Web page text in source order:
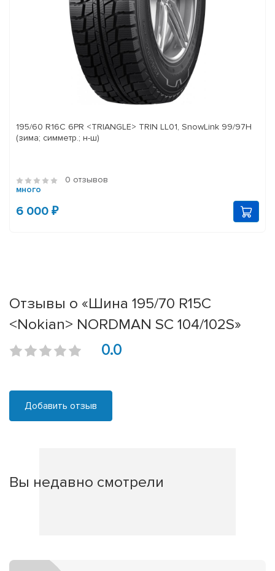
195/60 R16C 6PR <TRIANGLE> TRIN LL01, SnowLink 99/97H
(зима; симметр.; н-ш)
0 отзывов
много
6 000 ₽
Отзывы о «Шина 195/70 R15C
<Nokian> NORDMAN SC 104/102S»
0.0
Добавить отзыв
Вы недавно смотрели